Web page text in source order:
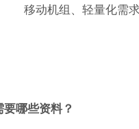
移动机组、轻量化需
哪些资料？